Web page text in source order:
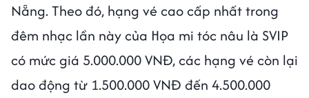
Nẵng. Theo đó, hạng vé cao cấp nhất trong
đêm nhạc lần này của Họa mi tóc nâu là SVIP
có mức giá 5.000.000 VNĐ, các hạng vé còn lại
dao động từ 1.500.000 VNĐ đến 4.500.000